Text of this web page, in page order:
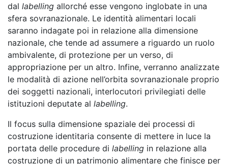
dal labelling allorché esse vengono inglobate in una
sfera sovranazionale. Le identità alimentari locali
saranno indagate poi in relazione alla dimensione
nazionale, che tende ad assumere a riguardo un ruolo
ambivalente, di protezione per un verso, di
appropriazione per un altro. Infine, verranno analizzate
le modalità di azione nell’orbita sovranazionale proprio
dei soggetti nazionali, interlocutori privilegiati delle
istituzioni deputate al labelling.
Il focus sulla dimensione spaziale dei processi di
costruzione identitaria consente di mettere in luce la
portata delle procedure di labelling in relazione alla
costruzione di un patrimonio alimentare che finisce per